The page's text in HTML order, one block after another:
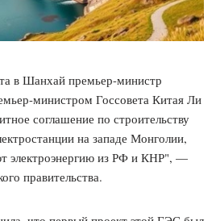
в Шанхай премьер-министр
министром Госсовета Китая Ли
соглашение по строительству
на западе Монголии,
электроэнергию из РФ и КНР", —
правительства.